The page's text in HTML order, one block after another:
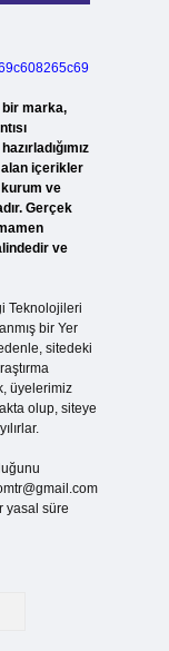
marka,
alan içerikler
ve
Gerçek
ve
Teknolojileri
bir Yer
sitedeki
üyelerimiz
olup, siteye
yasal süre